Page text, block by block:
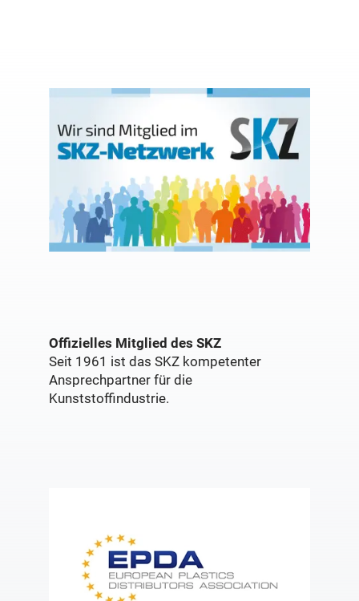
Offizielles Mitglied des SKZ
Seit 1961 ist das SKZ kompetenter
Ansprechpartner für die
Kunststoffindustrie.